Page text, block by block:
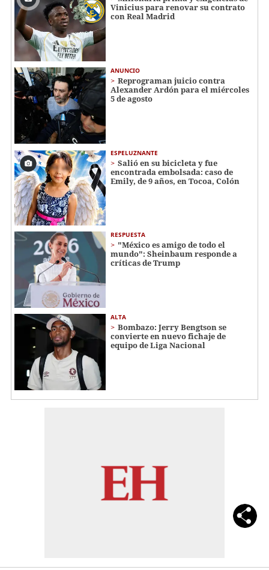
Vinicius para renovar su contrato
con Real Madrid
ANUNCIO
Reprograman juicio contra
Alexander Ardón para el miércoles
5 de agosto
ESPELUZNANTE
Salió en su bicicleta y fue
encontrada embolsada: caso de
Emily, de 9 años, en Tocoa, Colón
RESPUESTA
"México es amigo de todo el
mundo": Sheinbaum responde a
críticas de Trump
ALTA
Bombazo: Jerry Bengtson se
convierte en nuevo fichaje de
equipo de Liga Nacional